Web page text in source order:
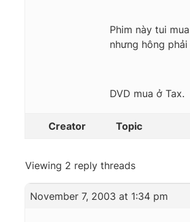
Phim này tui
nhưng hông
DVD mua ở Tax.
Creator Topic
Viewing 2 reply threads
November 7, 2003 at 1:34 pm